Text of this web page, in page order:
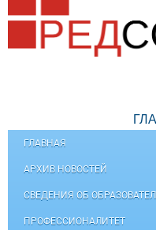
ГЛАВНАЯ
АРХИВ НОВОСТЕЙ
СВЕДЕНИЯ ОБ
ПРОФЕССИОНАЛИТЕТ